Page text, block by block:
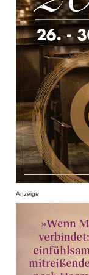
Anzeige